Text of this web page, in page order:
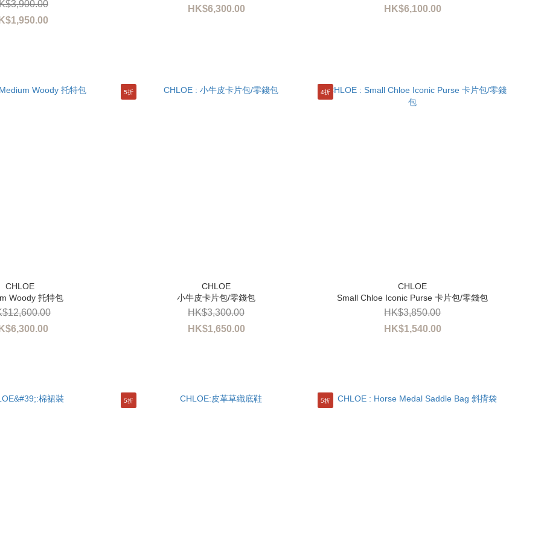
HK$6,300.00 HK$6,100.00
Woody 托特包
5折
小牛皮卡片包/零錢包
HK$1,650.00
HK$3,300.00
4折
Small Chloe Iconic Purse 卡片包/零錢包
HK$1,540.00
HK$3,850.00
5折 5折